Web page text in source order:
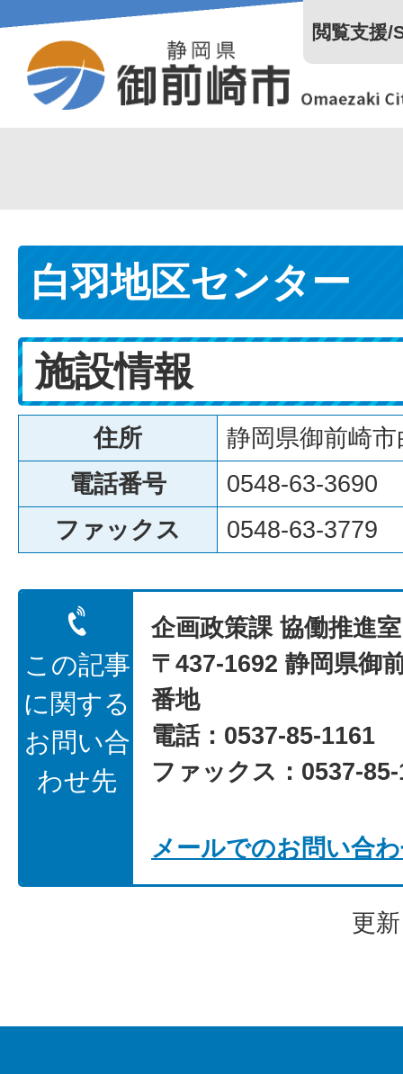
閲覧支援
白羽地区センター
施設情報
住所
静岡県御前崎
電話番号
0548-63-3690
ファックス
0548-63-3779
この記事
に関する
お問い合
わせ先
企画政策課 協働推進室
〒437-1692 静岡県御
番地
電話：0537-85-1161
ファックス：0537-
メールでのお問い合
更